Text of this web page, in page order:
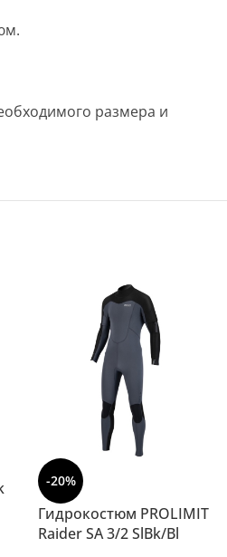
размера и
-20%
Гидрокостюм PROLIMIT
Raider SA 3/2 SlBk/Bl